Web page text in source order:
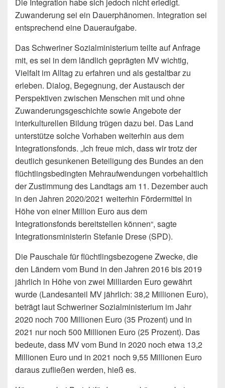
Zuwanderung sei ein Dauerphänomen. Integration sei
entsprechend eine Daueraufgabe.
Das Schweriner Sozialministerium teilte auf Anfrage
mit, es sei in dem ländlich geprägten MV wichtig,
Vielfalt im Alltag zu erfahren und als gestaltbar zu
erleben. Dialog, Begegnung, der Austausch der
Perspektiven zwischen Menschen mit und ohne
Zuwanderungsgeschichte sowie Angebote der
interkulturellen Bildung trügen dazu bei. Das Land
unterstütze solche Vorhaben weiterhin aus dem
Integrationsfonds. „Ich freue mich, dass wir trotz der
deutlich gesunkenen Beteiligung des Bundes an den
flüchtlingsbedingten Mehraufwendungen vorbehaltlich
der Zustimmung des Landtags am 11. Dezember auch
in den Jahren 2020/2021 weiterhin Fördermittel in
Höhe von einer Million Euro aus dem
Integrationsfonds bereitstellen können“, sagte
Integrationsministerin Stefanie Drese (SPD).
Die Pauschale für flüchtlingsbezogene Zwecke, die
den Ländern vom Bund in den Jahren 2016 bis 2019
jährlich in Höhe von zwei Milliarden Euro gewährt
wurde (Landesanteil MV jährlich: 38,2 Millionen Euro),
beträgt laut Schweriner Sozialministerium im Jahr
2020 noch 700 Millionen Euro (35 Prozent) und in
2021 nur noch 500 Millionen Euro (25 Prozent). Das
bedeute, dass MV vom Bund in 2020 noch etwa 13,2
Millionen Euro und in 2021 noch 9,55 Millionen Euro
daraus zufließen werden, hieß es.